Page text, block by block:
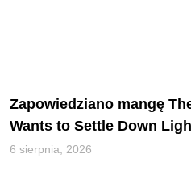
Zapowiedziano mangę
Wants to Settle Down
6 sierpnia, 2026